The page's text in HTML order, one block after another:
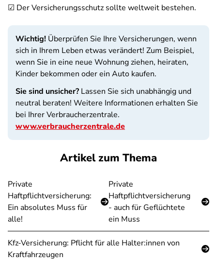
☑ Der Versicherungsschutz sollte weltweit bestehen.
Wichtig! Überprüfen Sie Ihre Versicherungen, wenn
sich in Ihrem Leben etwas verändert! Zum Beispiel,
wenn Sie in eine neue Wohnung ziehen, heiraten,
Kinder bekommen oder ein Auto kaufen.
Sie sind unsicher? Lassen Sie sich unabhängig und
neutral beraten! Weitere Informationen erhalten Sie
bei Ihrer Verbraucherzentrale.
www.verbraucherzentrale.de
Artikel zum Thema
Private
Haftpflichtversicherung:
Ein absolutes Muss für
alle!
Private
Haftpflichtversicherung
- auch für Geflüchtete
ein Muss
Kfz-Versicherung: Pflicht für alle Halter:innen von
Kraftfahrzeugen